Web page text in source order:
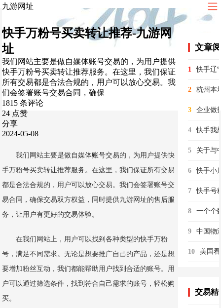
九游网址
快手万粉号买卖转让推荐-九游网
址
我们网站主要是做自媒体账号交易的，为用户提供
快手万粉号买卖转让推荐服务。在这里，我们保证
所有交易都是合法合规的，用户可以放心交易。我
们会签署账号交易合同，确保
1815 条评论
24 点赞
分享
2024-05-08
我们网站主要是做自媒体账号交易的，为用户提供快
手万粉号买卖转让推荐服务。在这里，我们保证所有交易
都是合法合规的，用户可以放心交易。我们会签署账号交
易合同，确保交易双方权益，同时提供九游网址的售后服
务，让用户有更好的交易体验。
在我们网站上，用户可以找到各种类型的快手万粉
号，满足不同需求。无论是想要推广自己的产品，还是想
要增加粉丝互动，我们都能帮助用户找到合适的账号。用
户可以通过筛选条件，找到符合自己需求的账号，轻松购
买。
文章
1
2
3
4 快手我
5
6
7 快手号
8
9
10
交易精